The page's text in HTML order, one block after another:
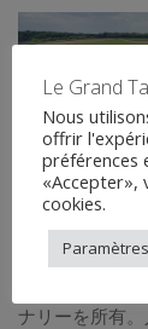
1/1
1800年から同
ナリーを所有
Le Grand
Nous
offrir
préférences
«Accepter»,
cookies.